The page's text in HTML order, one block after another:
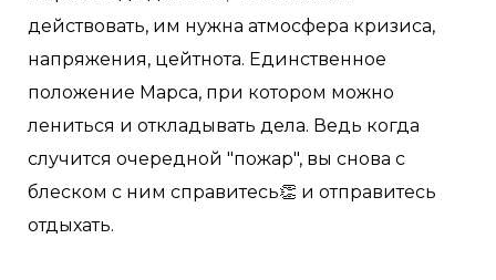
действовать, им нужна атмосфера кризиса,
напряжения, цейтнота. Единственное
положение Марса, при котором можно
лениться и откладывать дела. Ведь когда
случится очередной "пожар", вы снова с
блеском с ним справитесь👏 и отправитесь
отдыхать.